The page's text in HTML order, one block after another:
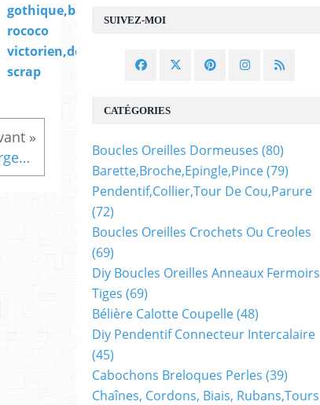
gothique,baroque
rococo
victorien,deco
scrap
Beliere coupelle laiton argent dia 10mm avec anneau,soucoupe casquette cape fleur,collage pierre perle fimo,diy bijou pendentif breloque,bobo boho gothique,baroque rococo victorien,deco scrap
SUIVEZ-MOI
CATÉGORIES
Boucles Oreilles Dormeuses (80)
Barette,broche,epingle,pince(79)
Pendentif,collier,tour De Cou,parure
(72)
Boucles Oreilles Crochets Ou Creoles
(69)
Diy Boucles Oreilles Anneaux Fermoirs
Tiges (69)
Bélière Calotte Coupelle(48)
Diy Pendentif Connecteur Intercalaire
(45)
Cabochons Breloques Perles (39)
Chaînes, Cordons, Biais, Rubans,tours